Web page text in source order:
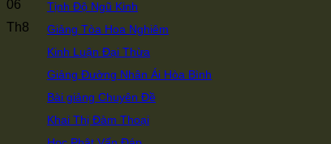
Tịnh Độ Ngũ Kinh
Giảng Tòa Hoa Nghiêm
Kinh Luận Đại Thừa
Giảng Đường Nhân Ái Hòa Bình
Bài giảng Chuyên Đề
Khai Thị Đàm Thoại
06
Th8